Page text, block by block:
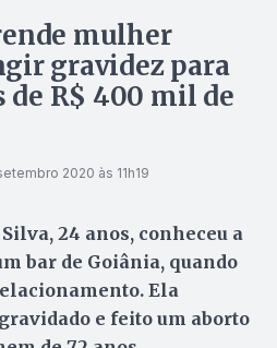
mulher
gravidez para
R$ 400 mil de
2020 às 11h19
24 anos, conheceu a
bar de Goiânia, quando
Ela
e feito um aborto